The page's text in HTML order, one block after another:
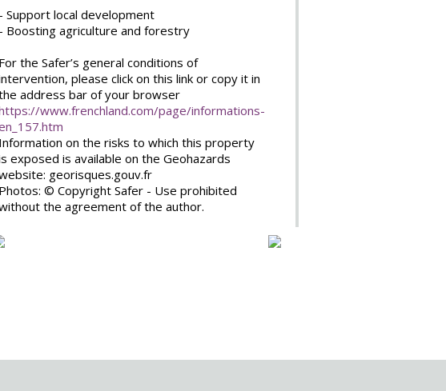
- Support local development
- Boosting agriculture and forestry
For the Safer’s general conditions of
please click on this link or copy it in
address bar of your browser
www.frenchland.com/page/informations-
Information on the risks to which this property
exposed is available on the Geohazards
georisques.gouv.fr
Photos: © Copyright Safer - Use prohibited
the agreement of the author.